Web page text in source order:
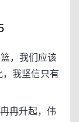
，我们应该
，我坚信只有
冉升起，伟